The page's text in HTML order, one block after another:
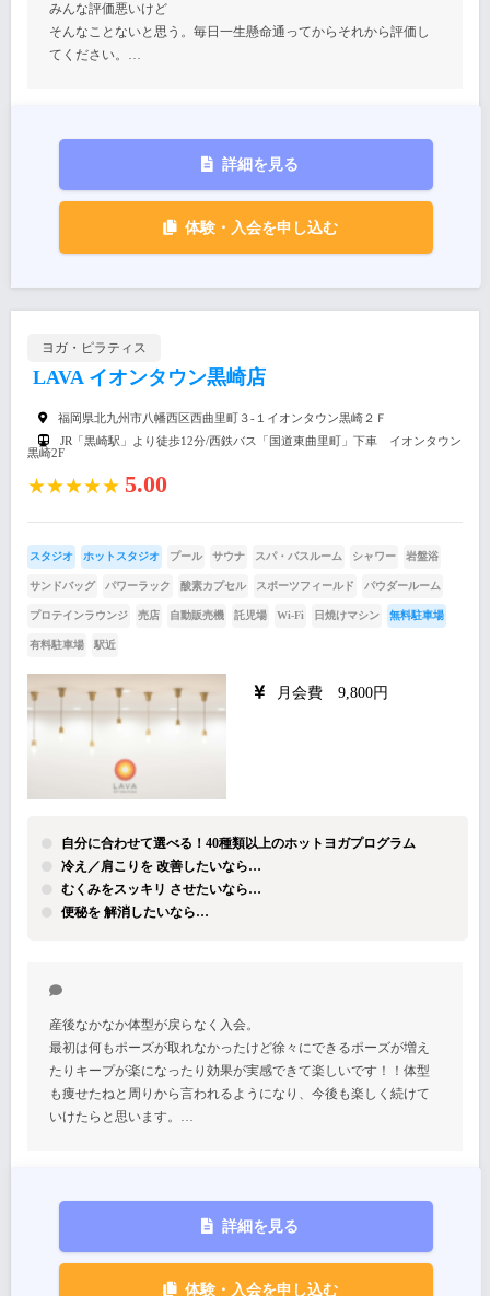
みんな評価悪いけど
そんなことないと思う。毎日一生懸命通ってからそれから評価し
てください。…
詳細を見る
体験・入会を申し込む
ヨガ・ピラティス
LAVA イオンタウン黒崎店
福岡県北九州市八幡西区西曲里町３-１イオンタウン黒崎２Ｆ
JR「黒崎駅」より徒歩12分/西鉄バス「国道東曲里町」下車 イオンタウン
黒崎2F
★★★★★ 5.00
スタジオ ホットスタジオ プール サウナ スパ・バスルーム シャワー 岩盤浴
サンドバッグ パワーラック 酸素カプセル スポーツフィールド パウダールーム
プロテインラウンジ 売店 自動販売機 託児場 Wi-Fi 日焼けマシン 無料駐車場
有料駐車場 駅近
月会費 9,800円
自分に合わせて選べる！40種類以上のホットヨガプログラム
冷え／肩こりを 改善したいなら…
むくみをスッキリ させたいなら…
便秘を 解消したいなら…
産後なかなか体型が戻らなく入会。
最初は何もポーズが取れなかったけど徐々にできるポーズが増え
たりキープが楽になったり効果が実感できて楽しいです！！体型
も痩せたねと周りから言われるようになり、今後も楽しく続けて
いけたらと思います。…
詳細を見る
体験・入会を申し込む